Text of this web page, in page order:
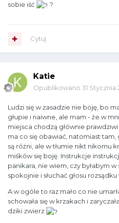
sobie iść
?
Cytuj
Katie
Opublikowano 31 Stycznia
Ludzi się w zasadzie nie boję, bo
głupie i naiwne, ale mam - że w
miejsca chodzą głównie
ma co się obawiać, natomiast tam,
są różni, ale w tłumie nikt nikomu
miśków się boję. Instrukcje
panikara, nie wiem, czy byłabym
spokojnie i słuchać głosu
A w ogóle to raz mało co nie
schowała się w krzakach i
dziki zwierz